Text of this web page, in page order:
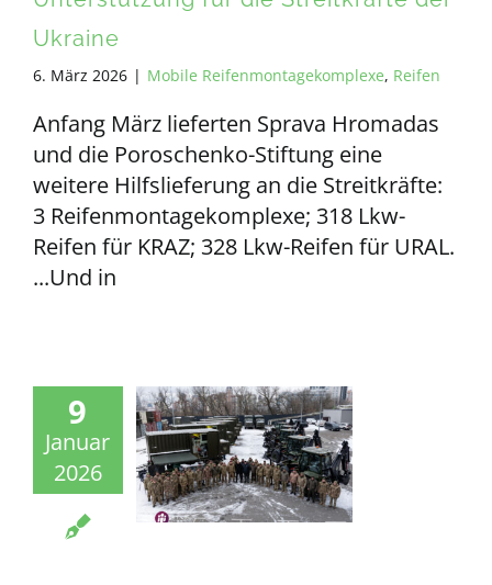
Ukraine
6. März 2026 | Mobile Reifenmontagekomplexe, Reifen
Anfang März lieferten Sprava Hromadas
und die Poroschenko-Stiftung eine
weitere Hilfslieferung an die Streitkräfte:
3 Reifenmontagekomplexe; 318 Lkw-
Reifen für KRAZ; 328 Lkw-Reifen für URAL.
...Und in
9
Januar
2026